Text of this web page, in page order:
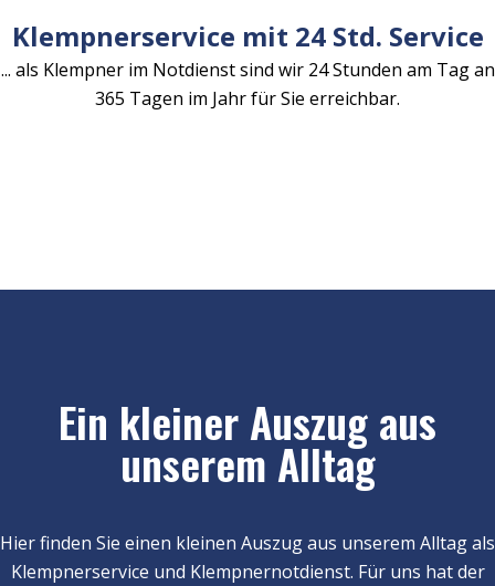
Klempnerservice mit 24 Std. Service
... als Klempner im Notdienst sind wir 24 Stunden am Tag an
365 Tagen im Jahr für Sie erreichbar.
Ein kleiner Auszug aus
unserem Alltag
Hier finden Sie einen kleinen Auszug aus unserem Alltag als
Klempnerservice und Klempnernotdienst. Für uns hat der